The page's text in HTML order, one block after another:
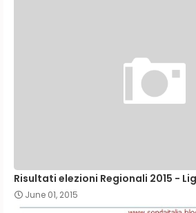
Risultati elezioni Regionali 2015 -
June 01, 2015